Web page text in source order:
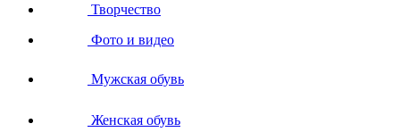
Творчество
Фото и видео
Мужская обувь
Женская обувь